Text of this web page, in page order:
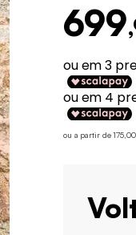
699
ou a partir de